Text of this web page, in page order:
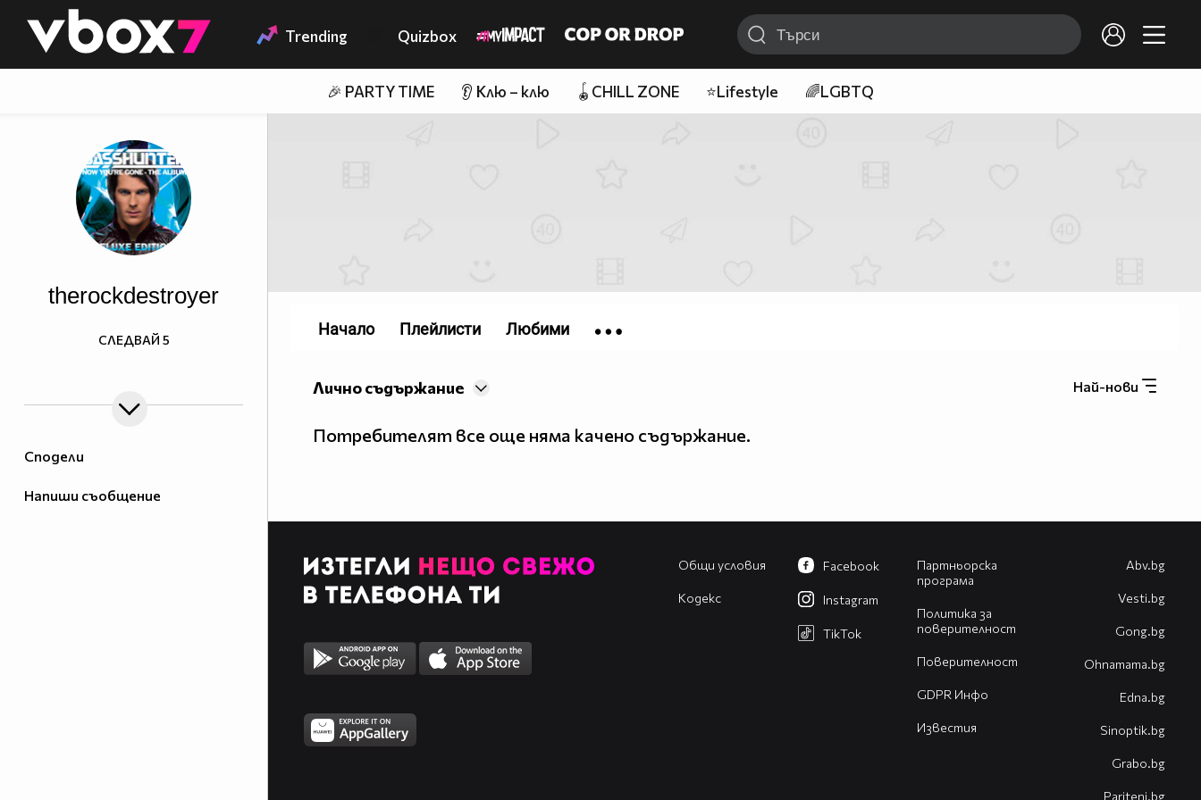
👾 Trending Quizbox
🎉 PARTY TIME 👂 Клю – клю 🪀CHILL ZONE ⭐Lifestyle 🌈LGBTQ
Сподели
Напиши съобщение
therockdestroyer
СЛЕДВАЙ 5
Най-нови
Лично съдържание
Потребителят все още няма качено съдържание.
Начало Плейлисти Любими
Общи условия
Кодекс
Партньорска
програма
Политика за
поверителност
Поверителност
GDPR Инфо
Известия
Facebook
Instagram
TikTok
Abv.bg
Vesti.bg
Gong.bg
Оhnamama.bg
Edna.bg
Sinoptik.bg
Grabo.bg
Pariteni.bg